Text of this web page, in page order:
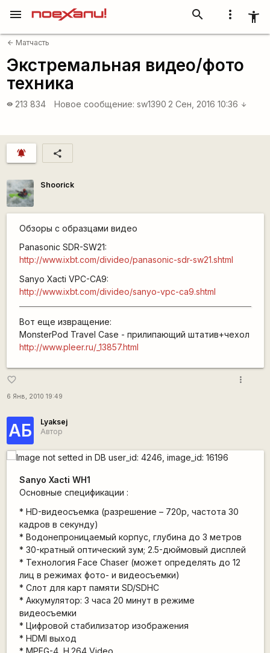
more_vert accessibility_new
search
menu
arrow_back Матчасть
Экстремальная видео/фото
техника
visibility 213 834 Новое сообщение: sw1390 2 Сен, 2016 10:36 arrow_downward
notifications_active share
Shoorick
Обзоры с образцами видео
Panasonic SDR-SW21:
http://www.ixbt.com/divideo/panasonic-sdr-sw21.shtml
Sanyo Xacti VPC-CA9:
http://www.ixbt.com/divideo/sanyo-vpc-ca9.shtml
Вот еще извращение:
MonsterPod Travel Case - прилипающий штатив+чехол
http://www.pleer.ru/_13857.html
favorite_border
6 Янв, 2010 19:49
more_vert
АБ
Lyaksej
Автор
Sanyo Xacti WH1
Основные спецификации :
* HD-видеосъемка (разрешение – 720p, частота 30
кадров в секунду)
* Водонепроницаемый корпус, глубина до 3 метров
* 30-кратный оптический зум; 2.5-дюймовый дисплей
* Технология Face Chaser (может определять до 12
лиц в режимах фото- и видеосъемки)
* Слот для карт памяти SD/SDHC
* Аккумулятор: 3 часа 20 минут в режиме
видеосъемки
* Цифровой стабилизатор изображения
* HDMI выход
* MPEG-4, H.264 Video